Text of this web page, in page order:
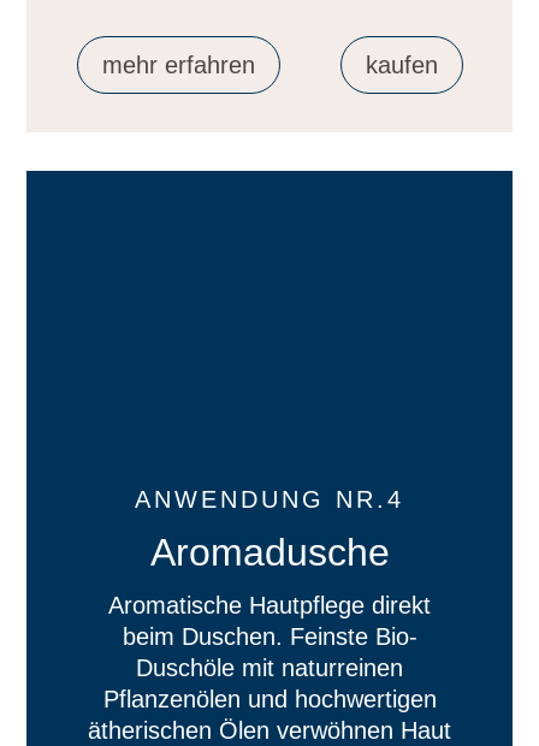
mehr erfahren kaufen
ANWENDUNG NR.4
Aromadusche
Aromatische Hautpflege direkt
beim Duschen. Feinste Bio-
Duschöle mit naturreinen
Pflanzenölen und hochwertigen
ätherischen Ölen verwöhnen Haut